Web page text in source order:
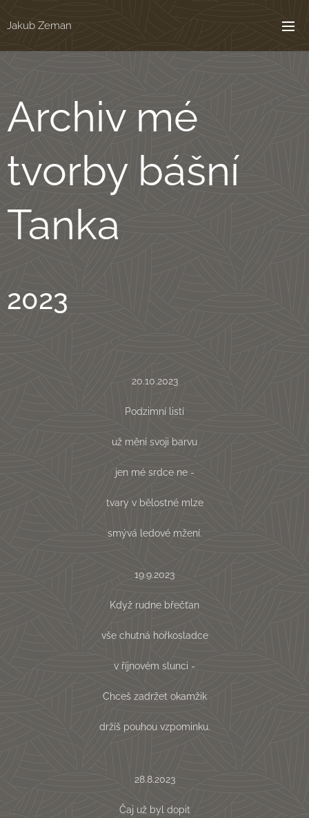
Jakub Zeman
Archiv mé
tvorby bášní
Tanka
2023
20.10.2023
Podzimní listí
už mění svoji barvu
jen mé srdce ne -
tvary v bělostné mlze
smývá ledové mžení.
19.9.2023
Když rudne břečťan
vše chutná hořkosladce
v říjnovém slunci -
Chceš zadržet okamžik
držíš pouhou vzpominku.
28.8.2023
Čaj už byl dopit